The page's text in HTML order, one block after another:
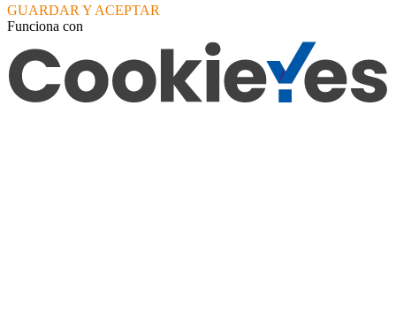
GUARDAR Y ACEPTAR
Funciona con